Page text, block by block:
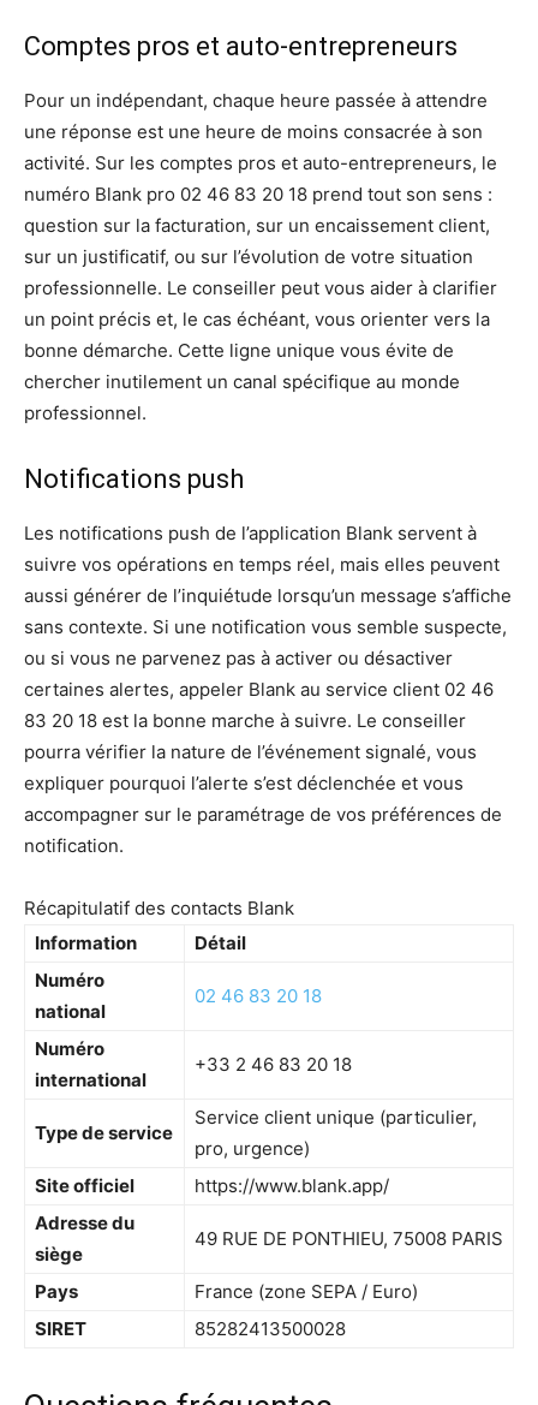
Comptes pros et auto-entrepreneurs
Pour un indépendant, chaque heure passée à attendre
une réponse est une heure de moins consacrée à son
activité. Sur les comptes pros et auto-entrepreneurs, le
numéro Blank pro 02 46 83 20 18 prend tout son sens :
question sur la facturation, sur un encaissement client,
sur un justificatif, ou sur l’évolution de votre situation
professionnelle. Le conseiller peut vous aider à clarifier
un point précis et, le cas échéant, vous orienter vers la
bonne démarche. Cette ligne unique vous évite de
chercher inutilement un canal spécifique au monde
professionnel.
Notifications push
Les notifications push de l’application Blank servent à
suivre vos opérations en temps réel, mais elles peuvent
aussi générer de l’inquiétude lorsqu’un message s’affiche
sans contexte. Si une notification vous semble suspecte,
ou si vous ne parvenez pas à activer ou désactiver
certaines alertes, appeler Blank au service client 02 46
83 20 18 est la bonne marche à suivre. Le conseiller
pourra vérifier la nature de l’événement signalé, vous
expliquer pourquoi l’alerte s’est déclenchée et vous
accompagner sur le paramétrage de vos préférences de
notification.
Récapitulatif des contacts Blank
Information
Détail
Numéro
national
02 46 83 20 18
Numéro
international
+33 2 46 83 20 18
Type de service
Service client unique (particulier,
pro, urgence)
Site officiel
https://www.blank.app/
Adresse du
siège
49 RUE DE PONTHIEU, 75008 PARIS
Pays
France (zone SEPA / Euro)
SIRET
85282413500028